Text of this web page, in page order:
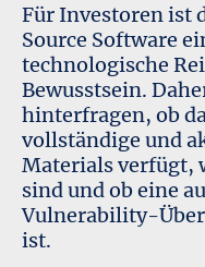
Für Investoren ist
Source Software
technologische
Bewusstsein.
hinterfragen, ob
vollständige und
Materials verfügt,
sind und ob eine
Vulnerability-
ist.